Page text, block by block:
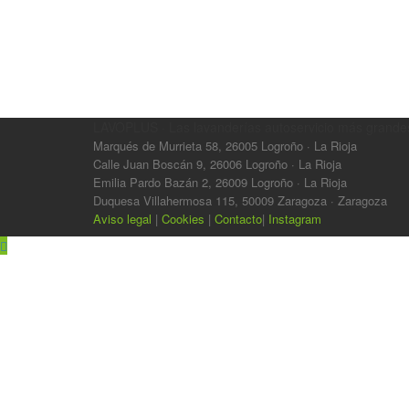
Marqués de Murrieta 58, 26005 Logroño · La Rioja
Calle Juan Boscán 9, 26006 Logroño · La Rioja
Emilia Pardo Bazán 2, 26009 Logroño · La Rioja
Duquesa Villahermosa 115, 50009 Zaragoza · Zaragoza
Aviso legal | Cookies | Contacto| Instagram